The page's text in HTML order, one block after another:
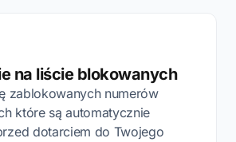
na liście blokowanych
zablokowanych numerów
które są automatycznie
dotarciem do Twojego